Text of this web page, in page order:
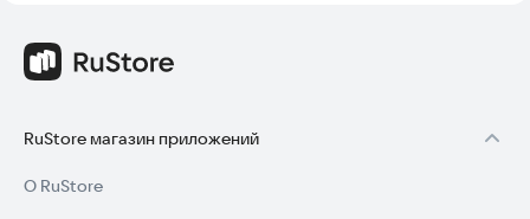
RuStore магазин приложений
О RuStore